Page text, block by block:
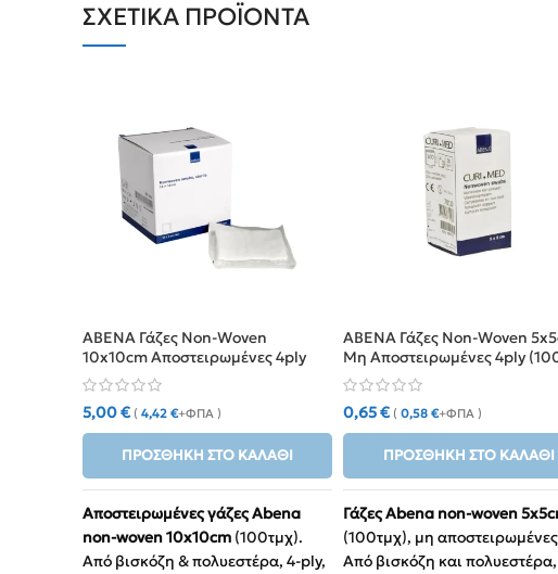
ΣΧΕΤΙΚΆ ΠΡΟΪΌΝΤΑ
ABENA Γάζες Non-Woven
10x10cm Αποστειρωμένες 4ply
(100τμχ)
5,00€ ( 4,42 €+ΦΠΑ )
ΠΡΟΣΘΉΚΗ ΣΤΟ ΚΑΛΆΘΙ
Αποστειρωμένες γάζες Abena
non-woven 10x10cm (100τμχ).
Από βισκόζη & πολυεστέρα, 4-ply,
ABENA Γάζες Non-Woven
Μη Αποστειρωμένες 4ply
0,65€ (0,58€+ΦΠΑ )
ΠΡΟΣΘΉΚΗ ΣΤΟ ΚΑΛΆΘΙ
Γάζες Abena non-woven
(100τμχ), μη
Από βισκόζη και